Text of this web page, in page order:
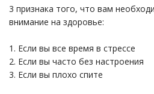
3 признака того, что вам
внимание на здоровье:
1. Если вы все время в стрессе
2. Если вы часто без настроения
3. Если вы плохо спите